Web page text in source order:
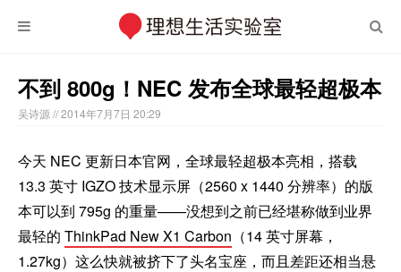
不到 800g！NEC 发布全球最轻超极本
吴诗源 // 2014年7月7日 20:29
今天 NEC 更新日本官网，全球最轻超极本亮相，搭载
13.3 英寸 IGZO 技术显示屏（2560 x 1440 分辨率）的版
本可以到 795g 的重量——没想到之前已经堪称做到业界
最轻的 ThinkPad New X1 Carbon （14 英寸屏幕，
1.27kg）这么快就被挤下了头名宝座，而且差距还相当悬